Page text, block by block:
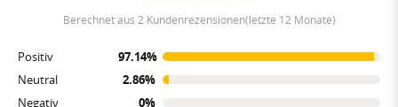
berechnet aus 2 Kundenrezensionen(letzte 12 Monate)
Positiv
97.14%
Neutral
2.86%
Negativ
0%